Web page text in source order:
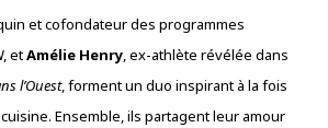
et cofondateur des programmes
etAmélie Henry, ex-athlète révélée dans
l’Ouest, forment un duo inspirant à la fois
Ensemble, ils partagent leur amour